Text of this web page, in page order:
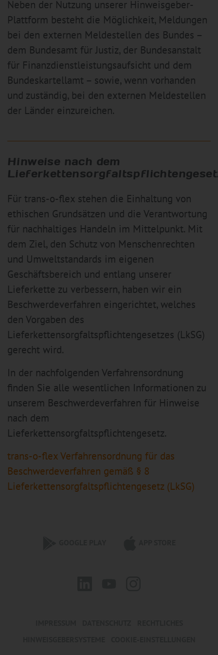
Neben der Nutzung unserer Hinweisgeber-
Plattform besteht die Möglichkeit, Meldungen
bei den externen Meldestellen des Bundes –
dem Bundesamt für Justiz, der Bundesanstalt
für Finanzdienstleistungsaufsicht und dem
Bundeskartellamt – sowie, wenn vorhanden
und zuständig, bei den externen Meldestellen
der Länder einzureichen.
Hinweise nach dem
Für trans-o-flex stehen die Einhaltung von
ethischen Grundsätzen und die Verantwortung
für nachhaltiges Handeln im Mittelpunkt. Mit
dem Ziel, den Schutz von Menschenrechten
und Umweltstandards im eigenen
Geschäftsbereich und entlang unserer
Lieferkette zu verbessern, haben wir ein
Beschwerdeverfahren eingerichtet, welches
den Vorgaben des
Lieferkettensorgfaltspflichtengesetzes (LkSG)
gerecht wird.
In der nachfolgenden Verfahrensordnung
finden Sie alle wesentlichen Informationen zu
unserem Beschwerdeverfahren für Hinweise
nach dem
Lieferkettensorgfaltspflichtengesetz.
trans-o-flex Verfahrensordnung für das
Beschwerdeverfahren gemäß § 8
Lieferkettensorgfaltspflichtengesetz (LkSG)